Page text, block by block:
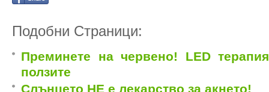
Подобни Страници:
Преминете на червено! LED
ползите
Слънцето НЕ е лекарство за акнето!